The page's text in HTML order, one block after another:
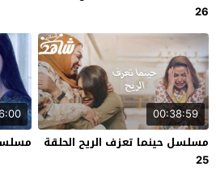
26
00:38:59
مسلسل حينما تعزف الريح الحلقة
25